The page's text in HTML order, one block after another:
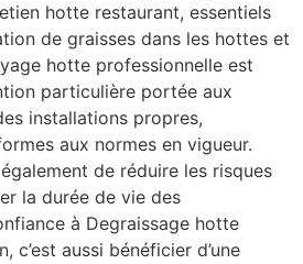
hotte restaurant, essentiels
de graisses dans les hottes et
hotte professionnelle est
particulière portée aux
installations propres,
aux normes en vigueur.
de réduire les risques
la durée de vie des
à Degraissage hotte
c’est aussi bénéficier d’une